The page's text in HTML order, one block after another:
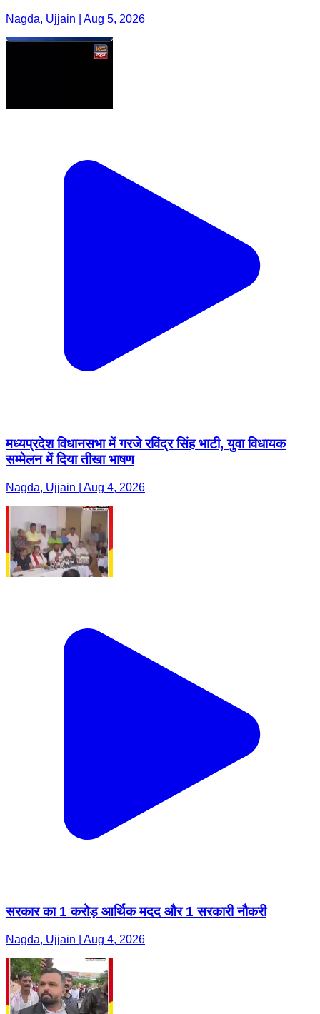
Nagda, Ujjain | Aug 5, 2026
मध्यप्रदेश विधानसभा में गरजे रविंद्र सिंह भाटी, युवा विधायक
सम्मेलन में दिया तीखा भाषण
Nagda, Ujjain | Aug 4, 2026
सरकार का 1 करोड़ आर्थिक मदद और 1 सरकारी नौकरी
Nagda, Ujjain | Aug 4, 2026